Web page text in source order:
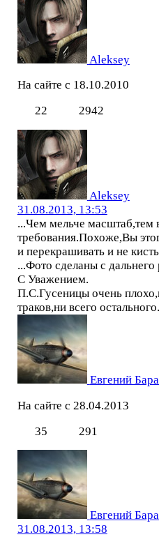
Aleksey
На сайте с 18.10.2010
22
2942
Aleksey
31.08.2013, 13:53
...Чем мельче масштаб,тем
требования.Похоже,Вы
и перекрашивать и не
...Фото сделаны с
С Уважением.
П.С.Гусеницы очень
траков,ни всего остального.
Евгений
На сайте с 28.04.2013
35
291
Евгений
31.08.2013, 13:58